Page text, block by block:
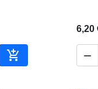

Adicionar ao
6,20
